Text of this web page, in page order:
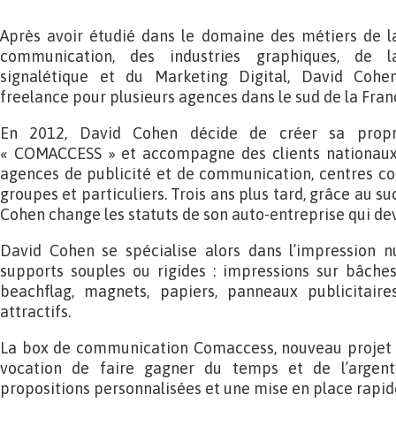
Après avoir étudié dans le domaine des métiers de
communication, des industries graphiques, de
signalétique et du Marketing Digital, David
freelance pour plusieurs agences dans le sud de la
En 2012, David Cohen décide de créer sa
« COMACCESS » et accompagne des clients
agences de publicité et de communication, centres
groupes et particuliers. Trois ans plus tard, grâce au
Cohen change les statuts de son auto-entreprise qui
David Cohen se spécialise alors dans l’impression
supports souples ou rigides : impressions sur
beachflag, magnets, papiers, panneaux
attractifs.
La box de communication Comaccess, nouveau
vocation de faire gagner du temps et de
propositions personnalisées et une mise en place